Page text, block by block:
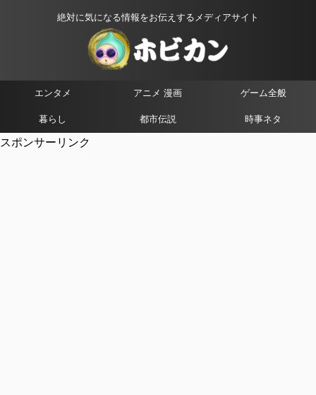
絶対に気になる情報をお伝えするメディアサイト
エンタメ アニメ 漫画 ゲーム全般
暮らし 都市伝説 時事ネタ
スポンサーリンク